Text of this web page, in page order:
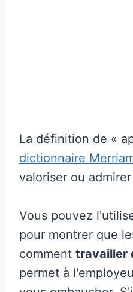
La définition de «
dictionnaire
valoriser ou
Vous pouvez
pour montrer que
comment travailler
permet à